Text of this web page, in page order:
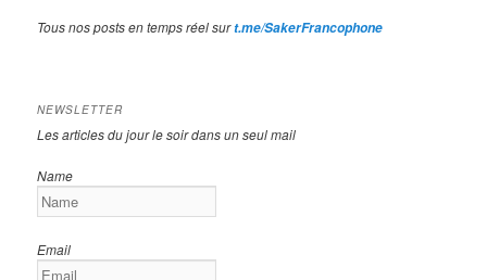
Tous nos posts en temps réel surt.me/SakerFrancophone
NEWSLETTER
Les articles du jour le soir dans un seul mail
Name
Email